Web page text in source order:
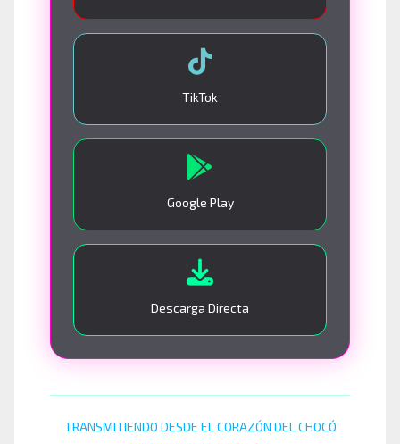
TikTok
Google Play
Descarga Directa
TRANSMITIENDO DESDE EL CORAZÓN DEL CHOCÓ